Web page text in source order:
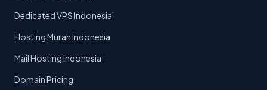
Dedicated VPS Indonesia
Hosting Murah Indonesia
Mail Hosting Indonesia
Domain Pricing